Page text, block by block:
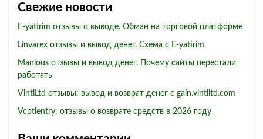
Свежие новости
E-yatirim отзывы о выводе. Обман на торговой платформе
Linvarex отзывы и вывод денег. Схема с E-yatirim
Manious отзывы и вывод денег. Почему сайты перестали
работать
VintlLtd отзывы: вывод и возврат денег с gain.vintlltd.com
Vcptlentry: отзывы о возврате средств в 2026 году